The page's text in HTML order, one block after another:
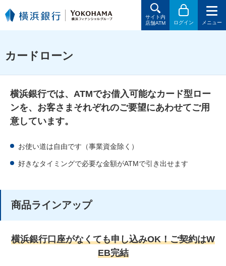
サイト内
店舗ATM
ログイン メニュー
カードローン
横浜銀行では、ATMでお借入可能なカード型ロー
ンを、お客さまそれぞれのご要望にあわせてご用
意しています。
お使い道は自由です（事業資金除く）
好きなタイミングで必要な金額がATMで引き出せます
商品ラインアップ
横浜銀行口座がなくても申し込みOK！ご契約はW
EB完結